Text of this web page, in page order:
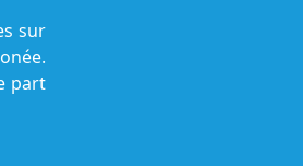
sur
part